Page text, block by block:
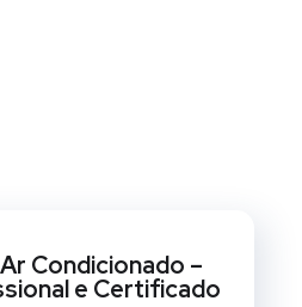
Condicionado –
e Certificado